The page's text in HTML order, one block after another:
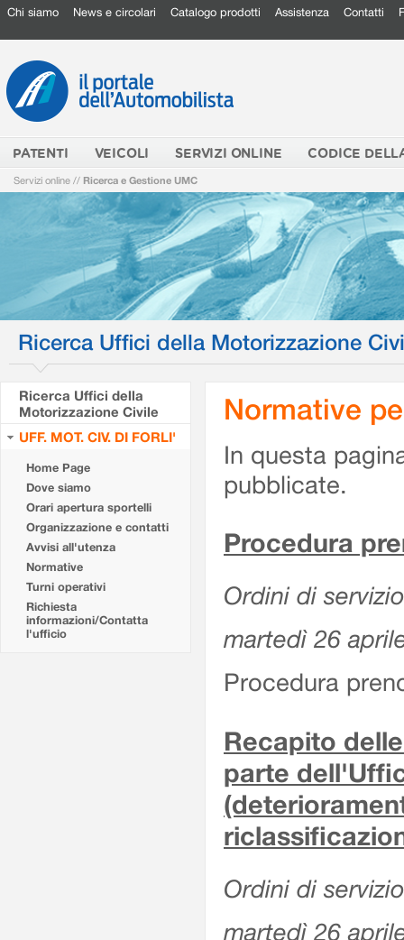
Chi siamo News e circolari Catalogo prodotti Assistenza Contatti
PATENTI VEICOLI SERVIZI ONLINE CODICE
Servizi online // Ricerca e Gestione UMC
Ricerca Uffici della Motorizzazione
Ricerca Uffici della
Motorizzazione Civile
UFF. MOT. CIV. DI FORLI'
Home Page
Dove siamo
Orari apertura sportelli
Organizzazione e contatti
Avvisi all'utenza
Normative
Turni operativi
Richiesta
informazioni/Contatta
l'ufficio
Normative
In questa
pubblicate.
Procedura
Ordini di
martedì 26
Procedura
Recapito
parte
Ordini di
martedì 26